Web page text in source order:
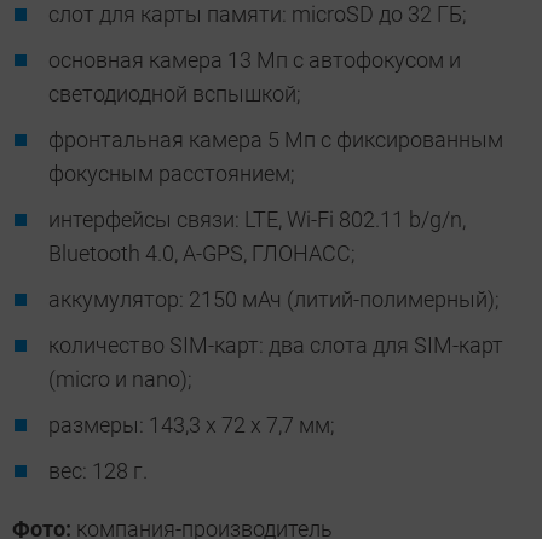
слот для карты памяти: microSD до 32 ГБ;
основная камера 13 Мп с автофокусом и
светодиодной вспышкой;
фронтальная камера 5 Мп с фиксированным
фокусным расстоянием;
интерфейсы связи: LTE, Wi-Fi 802.11 b/g/n,
Bluetooth 4.0, A-GPS, ГЛОНАСС;
аккумулятор: 2150 мАч (литий-полимерный);
количество SIM-карт: два слота для SIM-карт
(micro и nano);
размеры: 143,3 х 72 х 7,7 мм;
вес: 128 г.
Фото: компания-производитель